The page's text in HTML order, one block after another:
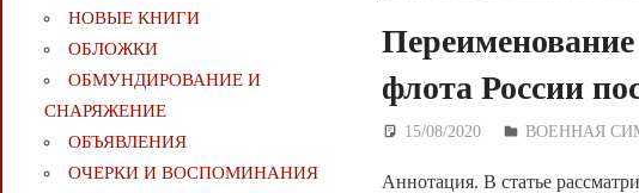
флота России
15/08/2020 Дежурный по
ВОЕННАЯ
Аннотация. В статье
НОВЫЕ КНИГИ
ОБЛОЖКИ
ОБМУНДИРОВАНИЕ И
СНАРЯЖЕНИЕ
ОБЪЯВЛЕНИЯ
ОЧЕРКИ И ВОСПОМИНАНИЯ